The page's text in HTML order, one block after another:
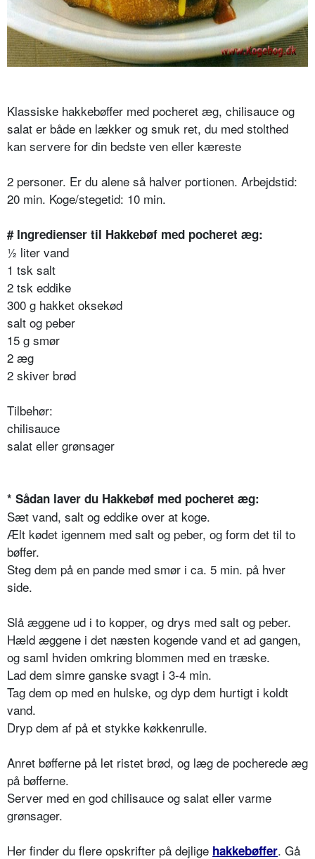
Klassiske hakkebøffer med pocheret æg, chilisauce og
salat er både en lækker og smuk ret, du med stolthed
kan servere for din bedste ven eller kæreste
2 personer. Er du alene så halver portionen. Arbejdstid:
20 min. Koge/stegetid: 10 min.
# Ingredienser til Hakkebøf med pocheret æg:
½ liter vand
1 tsk salt
2 tsk eddike
300 g hakket oksekød
salt og peber
15 g smør
2 æg
2 skiver brød
Tilbehør:
chilisauce
salat eller grønsager
* Sådan laver du Hakkebøf med pocheret æg:
Sæt vand, salt og eddike over at koge.
Ælt kødet igennem med salt og peber, og form det til to
bøffer.
Steg dem på en pande med smør i ca. 5 min. på hver
side.
Slå æggene ud i to kopper, og drys med salt og peber.
Hæld æggene i det næsten kogende vand et ad gangen,
og saml hviden omkring blommen med en træske.
Lad dem simre ganske svagt i 3-4 min.
Tag dem op med en hulske, og dyp dem hurtigt i koldt
vand.
Dryp dem af på et stykke køkkenrulle.
Anret bøfferne på let ristet brød, og læg de pocherede æg
på bøfferne.
Server med en god chilisauce og salat eller varme
grønsager.
Her finder du flere opskrifter på dejlige hakkebøffer. Gå